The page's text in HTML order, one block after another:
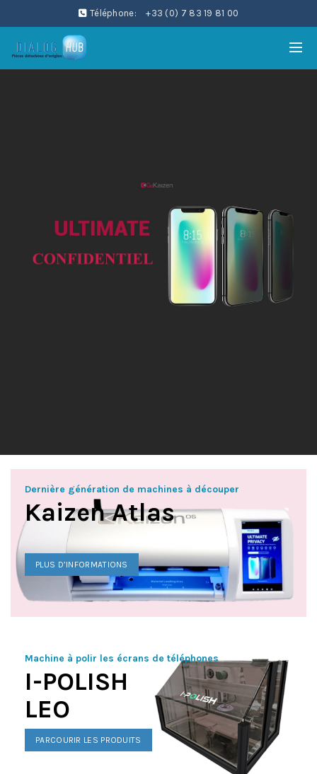
Téléphone: +33 (0) 7 83 19 81 00
Dernière génération de machines à découper
Kaizen Atlas
PLUS D’INFORMATIONS
Machine à polir les écrans de téléphones
I-POLISH
LEO
PARCOURIR LES PRODUITS